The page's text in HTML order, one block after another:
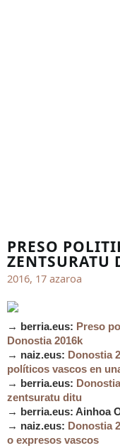
PRESO
2016, 17 azaroa
→ berria.eus: Preso
Donostia 2016k
→ naiz.eus: Donostia
políticos vascos en
→ berria.eus:
zentsuratu ditu
→ berria.eus: Ainhoa
→ naiz.eus: Donostia
o expresos vascos